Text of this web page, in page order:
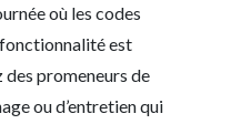
où les codes
est
des promeneurs de
ou d’entretien qui